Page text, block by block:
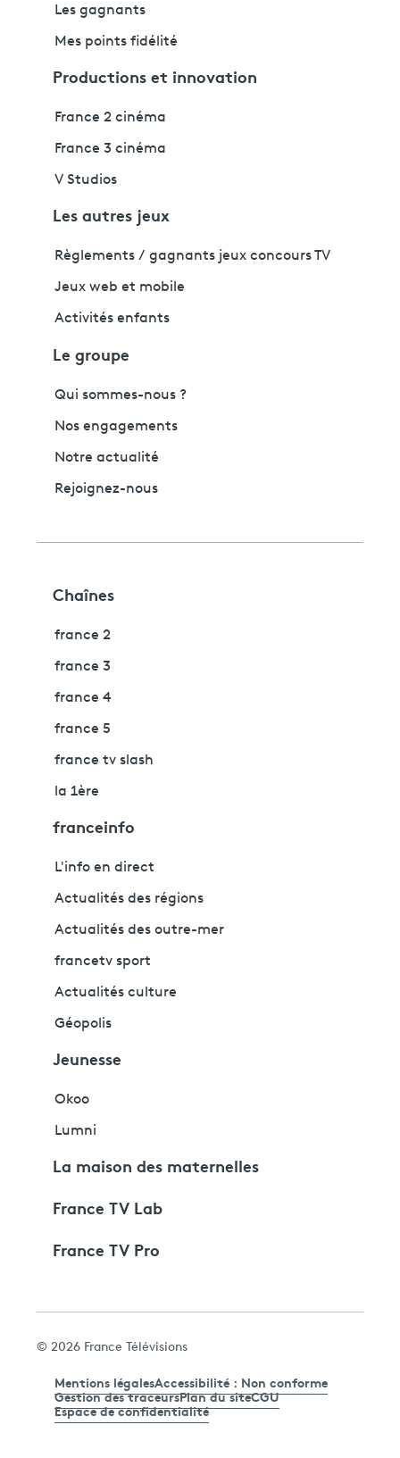
Les gagnants
Mes points fidélité
Productions et innovation
France 2 cinéma
France 3 cinéma
V Studios
Les autres jeux
Règlements / gagnants jeux concours TV
Jeux web et mobile
Activités enfants
Le groupe
Qui sommes-nous ?
Nos engagements
Notre actualité
Rejoignez-nous
Chaînes
france 2
france 3
france 4
france 5
france tv slash
la 1ère
franceinfo
L'info en direct
Actualités des régions
Actualités des outre-mer
francetv sport
Actualités culture
Géopolis
Jeunesse
Okoo
Lumni
La maison des maternelles
France TV Lab
France TV Pro
© 2026 France Télévisions
Mentions légalesAccessibilité : Non conforme
Gestion des traceursPlan du siteCGU
Espace de confidentialité